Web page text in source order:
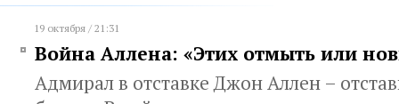
19 октября / 21:31
Война Аллена: «Этих отмыть или
Адмирал в отставке Джон Аллен –